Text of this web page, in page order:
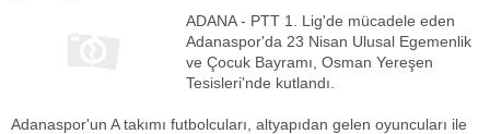
ADANA - PTT 1. Lig'de mücadele eden
Adanaspor'da 23 Nisan Ulusal Egemenlik
ve Çocuk Bayramı, Osman Yereşen
Tesisleri'nde kutlandı.
Adanaspor'un A takımı futbolcuları, altyapıdan gelen oyuncuları ile